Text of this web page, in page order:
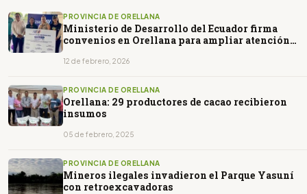
PROVINCIA DE ORELLANA
Ministerio de Desarrollo del Ecuador firma
convenios en Orellana para ampliar atención
12 de febrero, 2026
PROVINCIA DE ORELLANA
Orellana: 29 productores de cacao recibieron
insumos
05 de febrero, 2025
PROVINCIA DE ORELLANA
Mineros ilegales invadieron el Parque Yasuní
con retroexcavadoras